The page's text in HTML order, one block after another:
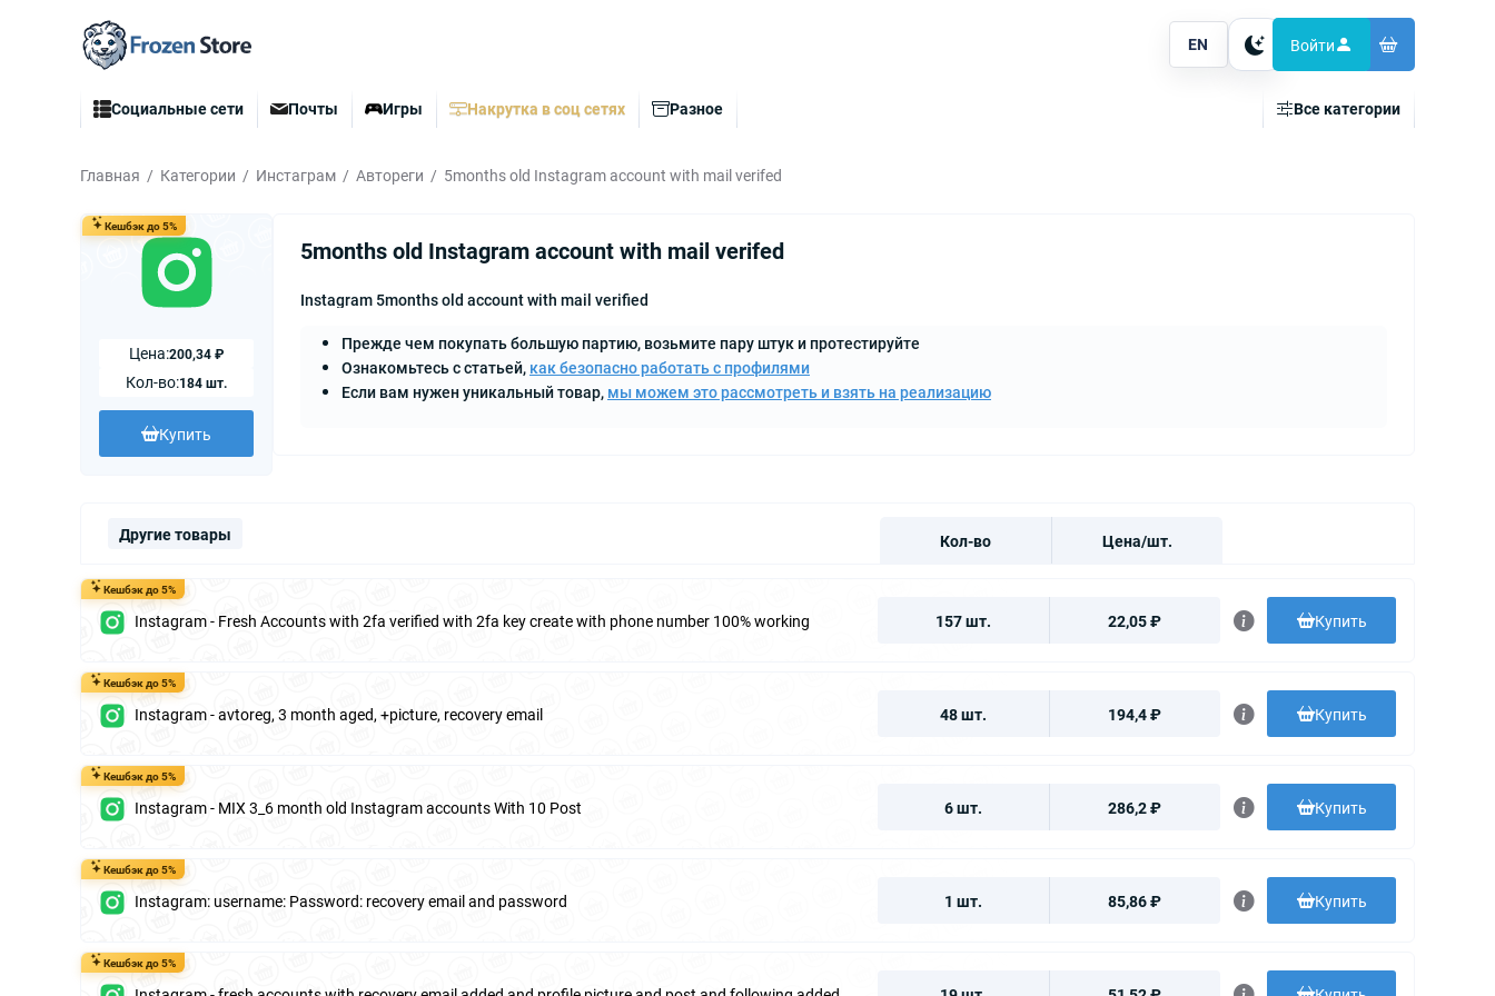
EN Тема Войти
Социальные сети Почты Игры Накрутка в соц сетях Разное Все категории
Главная Категории Инстаграм Автореги 5months old Instagram account with mail verifed
Кешбэк до 5%
Цена:200,34 ₽
Кол-во:184 шт.
Купить
5months old Instagram account with mail verifed
Instagram 5months old account with mail verified
Прежде чем покупать большую партию, возьмите пару штук и протестируйте
Ознакомьтесь с статьей, как безопасно работать с профилями
Если вам нужен уникальный товар, мы можем это рассмотреть и взять на реализацию
Другие товары Кол-во Цена/шт.
Кешбэк до 5%
Instagram - Fresh Accounts with 2fa verified with 2fa key create with phone number 100% working 157 шт. 22,05 ₽ Купить
Кешбэк до 5%
Instagram - avtoreg, 3 month aged, +picture, recovery email 48 шт. 194,4 ₽ Купить
Кешбэк до 5%
Instagram - MIX 3_6 month old Instagram accounts With 10 Post 6 шт. 286,2 ₽ Купить
Кешбэк до 5%
Instagram: username: Password: recovery email and password 1 шт. 85,86 ₽ Купить
Кешбэк до 5%